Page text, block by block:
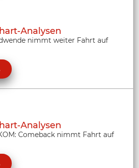
Analysen
nimmt weiter Fahrt auf
Analysen
Comeback nimmt Fahrt auf